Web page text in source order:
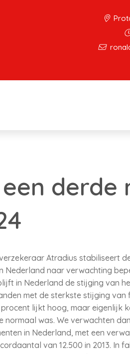
Atradius stabiliseert
Nederland naar verwachting
in Nederland de stijging van
met de sterkste stijging van
lijkt hoog, maar eigenlijk
normaal was. We verwachten
in Nederland, met een
van 12.500 in 2013. In